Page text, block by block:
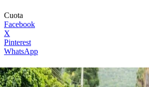
Cuota
Facebook
X
Pinterest
WhatsApp